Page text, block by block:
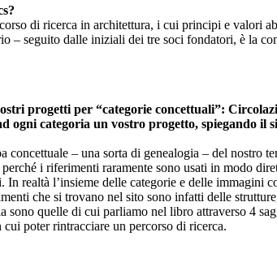
di ricerca in architettura, i cui principi e valori
– seguito dalle iniziali dei tre soci fondatori, è la
progetti per “categorie concettuali”:
categoria un vostro progetto, spiegando
– una sorta di genealogia – del nostro
i riferimenti raramente sono usati in modo
realtà l’insieme delle categorie e delle
che si trovano nel sito sono infatti delle
quelle di cui parliamo nel libro attraverso 4
poter rintracciare un percorso di ricerca.